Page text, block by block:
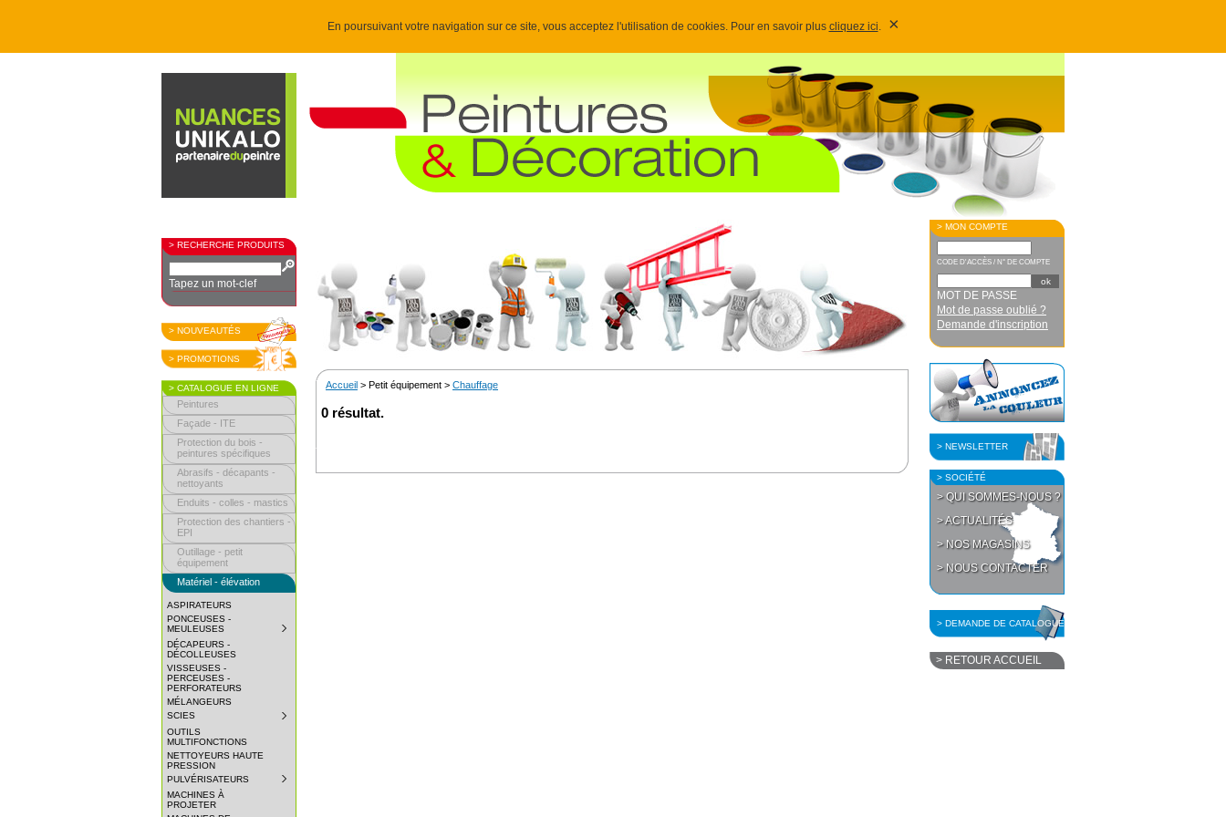
En poursuivant votre navigation sur ce site, vous acceptez l'utilisation de cookies. Pour en savoir plus cliquez ici. ×
> RECHERCHE PRODUITS
Tapez un mot-clef
> NOUVEAUTÉS
> PROMOTIONS
> CATALOGUE EN LIGNE
Peintures
Façade - ITE
Protection du bois -
peintures spécifiques
Abrasifs - décapants -
nettoyants
Enduits - colles - mastics
Protection des chantiers -
EPI
Outillage - petit
équipement
Matériel - élévation
ASPIRATEURS
PONCEUSES -
MEULEUSES
DÉCAPEURS -
DÉCOLLEUSES
VISSEUSES -
PERCEUSES -
PERFORATEURS
MÉLANGEURS
SCIES
OUTILS
MULTIFONCTIONS
NETTOYEURS HAUTE
PRESSION
PULVÉRISATEURS
MACHINES À
PROJETER
Accueil > Petit équipement > Chauffage
0 résultat.
> MON COMPTE
CODE D'ACCÈS / N° DE COMPTE
MOT DE PASSE
Mot de passe oublié ?
Demande d'inscription
> NEWSLETTER
> SOCIÉTÉ
> QUI SOMMES-NOUS ?
> ACTUALITÉS
> NOS MAGASINS
> NOUS CONTACTER
> DEMANDE DE CATALOGUE
> RETOUR ACCUEIL